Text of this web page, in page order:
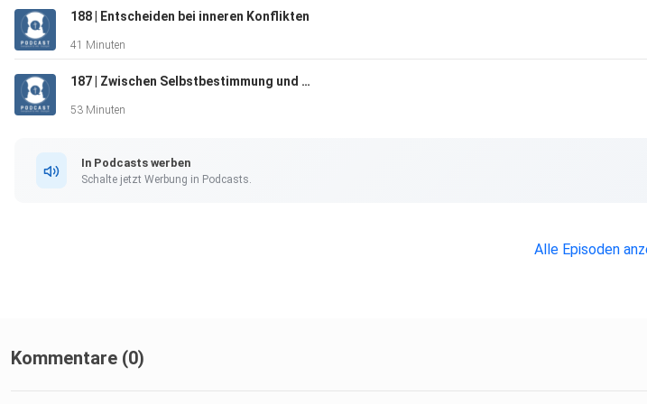
188 | Entscheiden bei inneren Konflikten
41 Minuten
187 | Zwischen Selbstbestimmung und Schöpfungsordnung
53 Minuten
In Podcasts werben
Schalte jetzt Werbung in Podcasts.
Alle Episoden
Kommentare (0)